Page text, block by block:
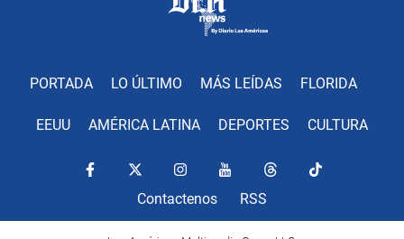
PORTADA LO ÚLTIMO MÁS LEÍDAS FLORIDA
EEUU AMÉRICA LATINA DEPORTES CULTURA
Contactenos RSS